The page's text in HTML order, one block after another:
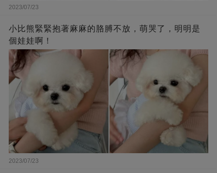
2023/07/23
小比熊緊緊抱著麻麻的胳膊不放，萌哭了，明明是
個娃娃啊！
2023/07/23